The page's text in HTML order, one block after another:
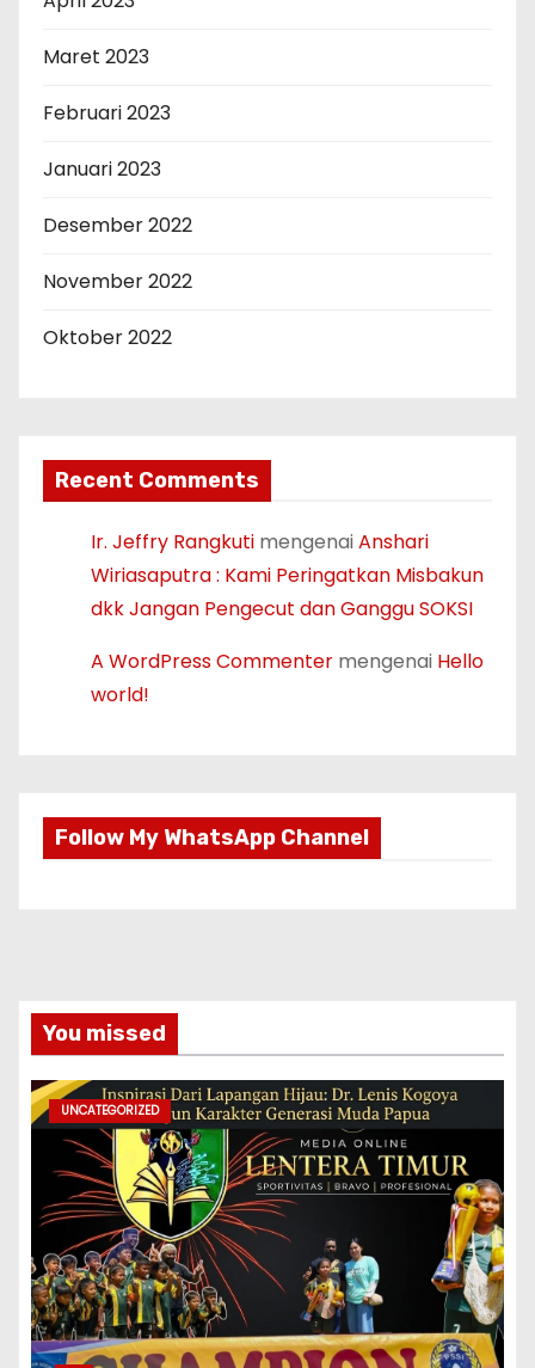
Maret 2023
Februari 2023
Januari 2023
Desember 2022
November 2022
Oktober 2022
Recent Comments
Ir. Jeffry Rangkuti mengenaiAnshari
Wiriasaputra : Kami Peringatkan Misbakun
dkk Jangan Pengecut dan Ganggu SOKSI
A WordPress Commenter mengenai Hello
world!
Follow My WhatsApp Channel
You missed
UNCATEGORIZED